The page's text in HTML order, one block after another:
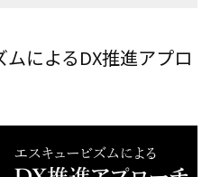
によるDX推進アプロ